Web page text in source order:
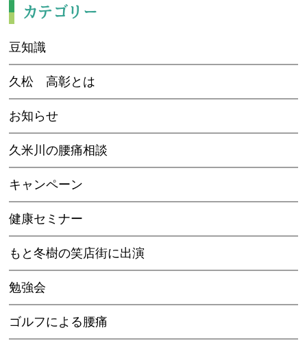
カテゴリー
豆知識
久松 高彰とは
お知らせ
久米川の腰痛相談
キャンペーン
健康セミナー
もと冬樹の笑店街に出演
勉強会
ゴルフによる腰痛